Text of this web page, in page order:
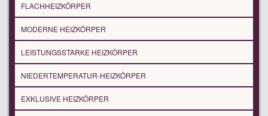
FLACHHEIZKÖRPER
MODERNE HEIZKÖRPER
LEISTUNGSSTARKE HEIZKÖRPER
NIEDERTEMPERATUR-HEIZKÖRPER
EXKLUSIVE HEIZKÖRPER